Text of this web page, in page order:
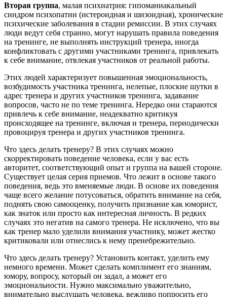
Вторая группа, малая психиатрия: гипоманиакальный
синдром психопатии (истероидная и шизоидная), хронические
психические заболевания в стадии ремиссии. В этих случаях
люди ведут себя странно, могут нарушать правила поведения
на тренинге, не выполнять инструкций тренера, иногда
конфликтовать с другими участниками тренинга, привлекать
к себе внимание, отвлекая участников от реальной работы.
Этих людей характеризует повышенная эмоциональность,
возбудимость участника тренинга, нелепые, плоские шутки в
адрес тренера и других участников тренинга, задавание
вопросов, часто не по теме тренинга. Нередко они стараются
привлечь к себе внимание, неадекватно критикуя
происходящее на тренинге, включая и тренера, периодически
провоцируя тренера и других участников тренинга.
Что здесь делать тренеру? В этих случаях можно
скорректировать поведение человека, если у вас есть
авторитет, соответствующий опыт и группа на вашей стороне.
Существует целая серия приемов. Что лежит в основе такого
поведения, ведь это вменяемые люди. В основе их поведения
чаще всего желание потусоваться, обратить внимание на себя,
поднять свою самооценку, получить признание как юморист,
как знаток или просто как интересная личность. В редких
случаях это негатив на самого тренера. Не исключено, что вы
как тренер мало уделили внимания участнику, может жестко
критиковали или отнеслись к нему пренебрежительно.
Что здесь делать тренеру? Установить контакт, уделить ему
немного времени. Может сделать комплимент его знаниям,
юмору, вопросу, который он задал, а может его
эмоциональности. Нужно максимально уважительно,
внимательно выслушать человека, вежливо попросить его